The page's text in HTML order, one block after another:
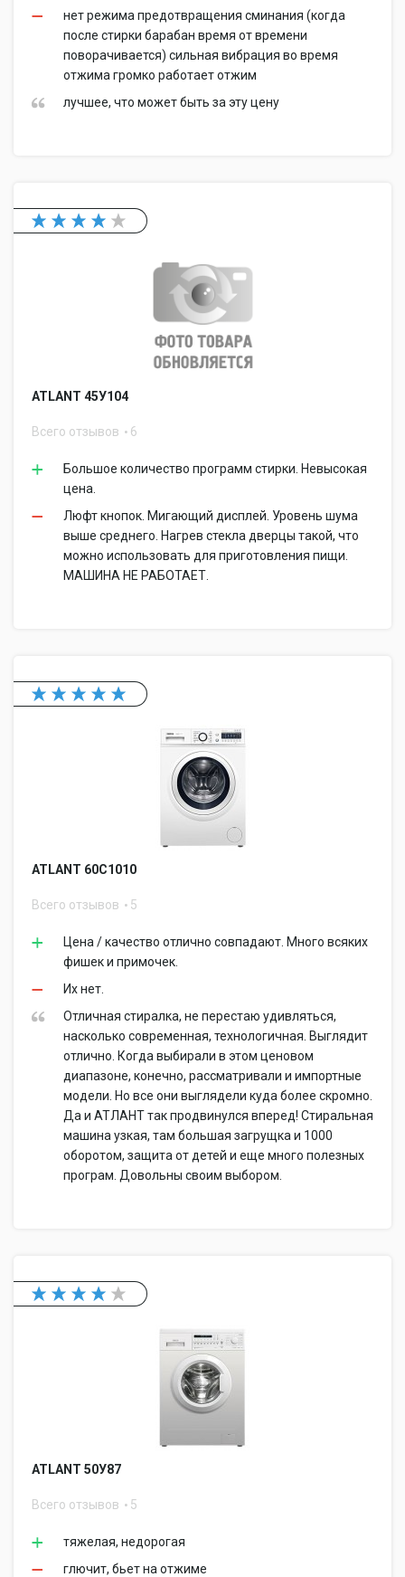
нет режима предотвращения сминания (когда
после стирки барабан время от времени
поворачивается) сильная вибрация во время
отжима громко работает отжим
лучшее, что может быть за эту цену
ATLANT 45У104
Всего отзывов 6
Большое количество программ стирки. Невысокая
цена.
Люфт кнопок. Мигающий дисплей. Уровень шума
выше среднего. Нагрев стекла дверцы такой, что
можно использовать для приготовления пищи.
МАШИНА НЕ РАБОТАЕТ.
ATLANT 60С1010
Всего отзывов 5
Цена / качество отлично совпадают. Много всяких
фишек и примочек.
Их нет.
Отличная стиралка, не перестаю удивляться,
насколько современная, технологичная. Выглядит
отлично. Когда выбирали в этом ценовом
диапазоне, конечно, рассматривали и импортные
модели. Но все они выглядели куда более скромно.
Да и АТЛАНТ так продвинулся вперед! Стиральная
машина узкая, там большая загрущка и 1000
оборотом, защита от детей и еще много полезных
програм. Довольны своим выбором.
ATLANT 50У87
Всего отзывов 5
тяжелая, недорогая
глючит, бьет на отжиме